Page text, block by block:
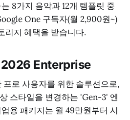
8가지 음악과 12개 템플릿 중
One 구독자(월 2,900원~)
리지 혜택을 받습니다.
Enterprise
로 사용자를 위한 솔루션으로,
스타일을 변경하는 'Gen-3' 엔
용 패키지는 월 49만원부터 시